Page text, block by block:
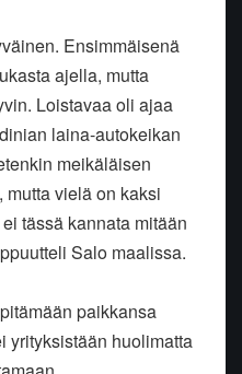
Ensimmäisenä
ajella, mutta
Loistavaa oli ajaa
laina-autokeikan
meikäläisen
vielä on kaksi
tässä kannata mitään
Salo maalissa.
paikkansa
yrityksistään huolimatta